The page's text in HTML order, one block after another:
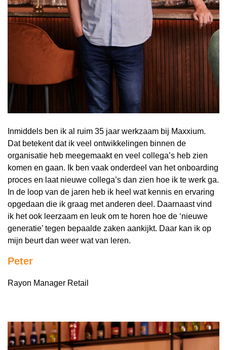
Inmiddels ben ik al ruim 35 jaar werkzaam bij Maxxium.
Dat betekent dat ik veel ontwikkelingen binnen de
organisatie heb meegemaakt en veel collega’s heb zien
komen en gaan. Ik ben vaak onderdeel van het onboarding
proces en laat nieuwe collega’s dan zien hoe ik te werk ga.
In de loop van de jaren heb ik heel wat kennis en ervaring
opgedaan die ik graag met anderen deel. Daarnaast vind
ik het ook leerzaam en leuk om te horen hoe de ‘nieuwe
generatie’ tegen bepaalde zaken aankijkt. Daar kan ik op
mijn beurt dan weer wat van leren.
Peter
Rayon Manager Retail